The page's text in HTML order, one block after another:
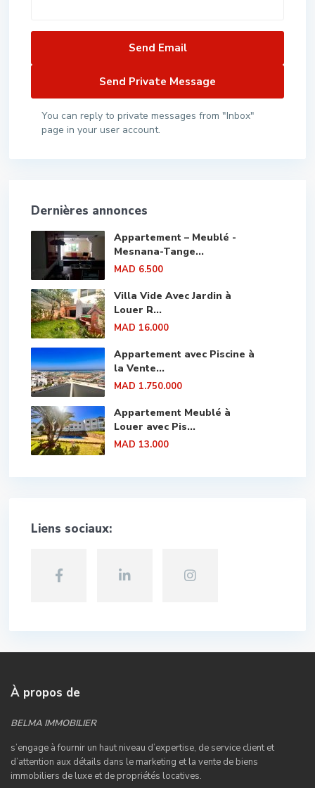
You can reply to private messages from "Inbox"
page in your user account.
Dernières annonces
Appartement – Meublé -
Mesnana-Tange...
MAD 6.500
Villa Vide Avec Jardin à
Louer R...
MAD 16.000
Appartement avec Piscine à
la Vente...
MAD 1.750.000
Appartement Meublé à
Louer avec Pis...
MAD 13.000
Liens sociaux:
À propos de
BELMA IMMOBILIER
s’engage à fournir un haut niveau d’expertise, de service client et
d’attention aux détails dans le marketing et la vente de biens
immobiliers de luxe et de propriétés locatives.